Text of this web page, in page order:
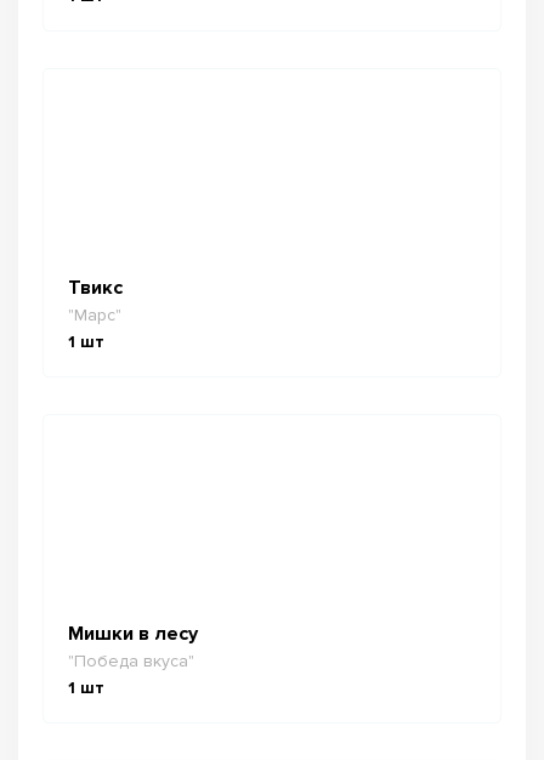
Твикс
"Марс"
1 шт
Мишки в лесу
"Победа вкуса"
1 шт